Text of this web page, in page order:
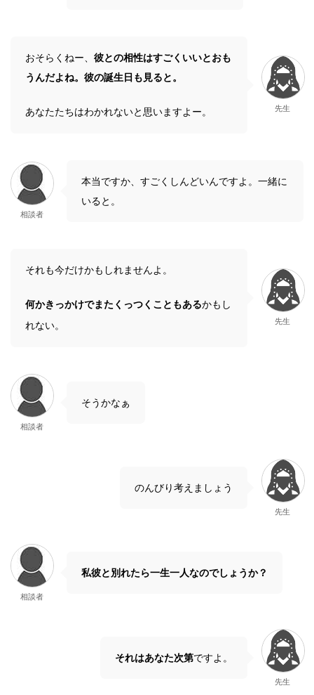
おそらくねー、 彼との相性はすごくいいとおも
うんだよね。彼の誕生日も見ると。
あなたたちはわかれないと思いますよー。 先生
相談者
本当ですか、すごくしんどいんですよ。一緒に
いると。
それも今だけかもしれませんよ。
何かきっかけでまたくっつくこともあるかもし
れない。
先生
相談者
そうかなぁ
のんびり考えましょう
先生
相談者
私彼と別れたら一生一人なのでしょうか？
それはあなた次第ですよ。
先生